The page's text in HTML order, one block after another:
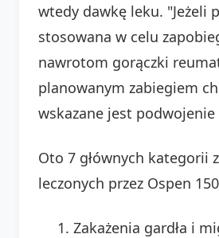
wtedy dawkę leku. "Jeżeli
stosowana w celu
nawrotom gorączki
planowanym zabiegiem
wskazane jest
Oto 7 głównych kategorii
leczonych przez Ospen
Zakażenia gardła i